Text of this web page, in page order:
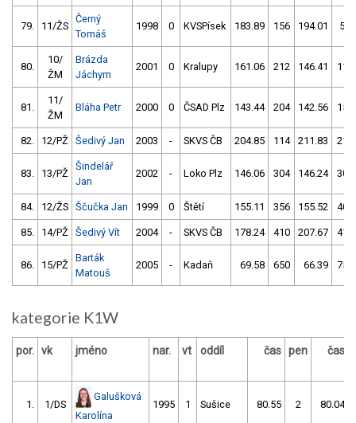
79. 11/ŽS
Černý
Tomáš
1998 0 KVSPísek 183.89 156 194.01 56
80.
10/
ŽM
Brázda
Jáchym
2001 0 Kralupy 161.06 212 146.41 110
81.
11/
ŽM
Bláha Petr 2000 0 ČSAD Plz 143.44 204 142.56 156
82. 12/PŽ Šedivý Jan 2003 - SKVS ČB 204.85 114 211.83 214
83. 13/PŽ
Šindelář
Jan
2002 - Loko Plz 146.06 304 146.24 304
84. 12/ŽS Ščučka Jan 1999 0 Štětí 155.11 356 155.52 402
85. 14/PŽ Šedivý Vít 2004 - SKVS ČB 178.24 410 207.67 410
86. 15/PŽ
Barták
Matouš
2005 - Kadaň 69.58 650 66.39 752
kategorie K1W
por. vk jméno nar. vt oddíl čas pen čas
1. 1/DS
Galušková
Karolína
1995 1 Sušice 80.55 2 80.04